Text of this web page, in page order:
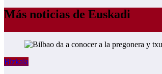
Más noticias de Euskadi
Bizkaia